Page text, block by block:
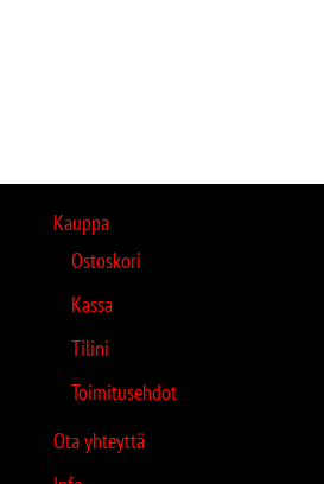
Kauppa
Ostoskori
Kassa
Tilini
Toimitusehdot
Ota yhteyttä